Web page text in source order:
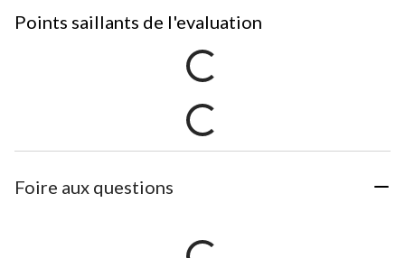
Points saillants de l'evaluation
Foire aux questions